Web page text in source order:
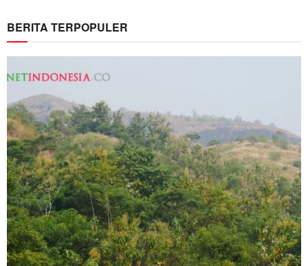
BERITA TERPOPULER